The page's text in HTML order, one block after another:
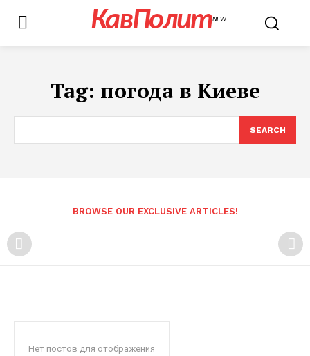
КавПолитNEW
Tag: погода в Киеве
SEARCH
BROWSE OUR EXCLUSIVE ARTICLES!
Нет постов для отображения